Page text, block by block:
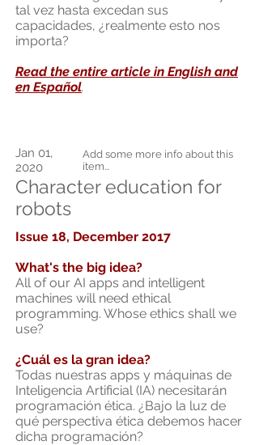
tal vez hasta excedan sus
capacidades, ¿realmente esto nos
importa?
Read the entire article in English and
en Español.
Jan 01,
2020
Add some more info about this
item...
Character education for
robots
Issue 18, December 2017
What's the big idea?
All of our AI apps and intelligent
machines will need ethical
programming. Whose ethics shall we
use?
¿Cuál es la gran idea?
Todas nuestras apps y máquinas de
Inteligencia Artificial (IA) necesitarán
programación ética. ¿Bajo la luz de
qué perspectiva ética debemos hacer
dicha programación?